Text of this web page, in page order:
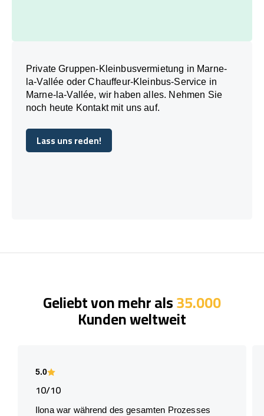
Private Gruppen-Kleinbusvermietung in Marne-
la-Vallée oder Chauffeur-Kleinbus-Service in
Marne-la-Vallée, wir haben alles. Nehmen Sie
noch heute Kontakt mit uns auf.
Lass uns reden!
Lass uns reden!
Geliebt von mehr als35.000
Kunden weltweit
5.0
10/10
Ilona war während des gesamten Prozesses